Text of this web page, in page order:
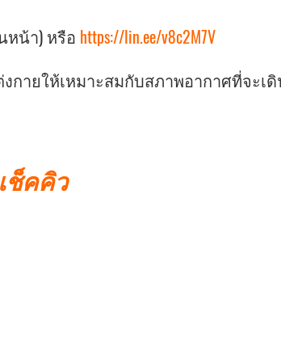
หน้า) หรือ https://lin.ee/v8c2M7V
กายให้เหมาะสมกับสภาพอากาศที่จะ
เช็คคิว